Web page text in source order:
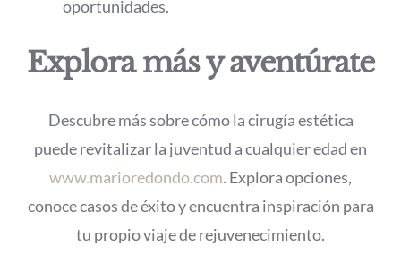
oportunidades.
Explora más y aventúrate
Descubre más sobre cómo la cirugía estética
puede revitalizar la juventud a cualquier edad en
www.marioredondo.com. Explora opciones,
conoce casos de éxito y encuentra inspiración para
tu propio viaje de rejuvenecimiento.